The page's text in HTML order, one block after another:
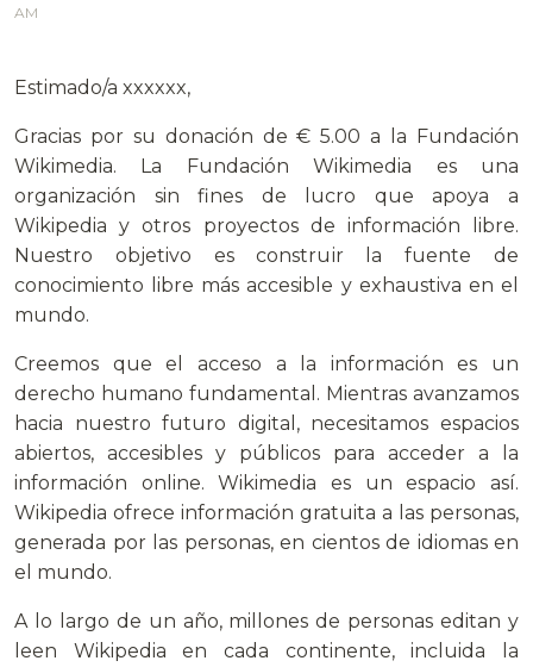
AM
Estimado/a xxxxxx,
Gracias por su donación de € 5.00 a la Fundación
Wikimedia. La Fundación Wikimedia es una
organización sin fines de lucro que apoya a
Wikipedia y otros proyectos de información libre.
Nuestro objetivo es construir la fuente de
conocimiento libre más accesible y exhaustiva en el
mundo.
Creemos que el acceso a la información es un
derecho humano fundamental. Mientras avanzamos
hacia nuestro futuro digital, necesitamos espacios
abiertos, accesibles y públicos para acceder a la
información online. Wikimedia es un espacio así.
Wikipedia ofrece información gratuita a las personas,
generada por las personas, en cientos de idiomas en
el mundo.
A lo largo de un año, millones de personas editan y
leen Wikipedia en cada continente, incluida la